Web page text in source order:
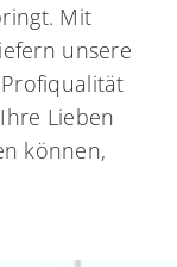
Mit
unsere
Lieben
können,